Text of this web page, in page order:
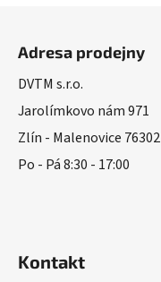
Adresa prodejny
DVTM s.r.o.
Jarolímkovo nám 971
Zlín - Malenovice 76302
Po - Pá 8:30 - 17:00
Kontakt